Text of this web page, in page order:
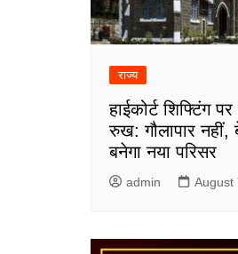
राज्य
हाईकोर्ट शिफ्टिंग
रुख: गौलापार नहीं,
बनेगा नया परिसर
admin August